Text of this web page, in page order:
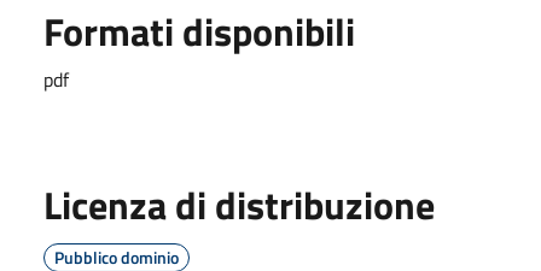
Formati disponibili
pdf
Licenza di distribuzione
Pubblico dominio